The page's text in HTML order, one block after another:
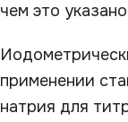
чем это
применении
натрия для